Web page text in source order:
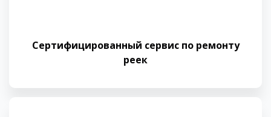
Сертифицированный сервис по ремонту
реек